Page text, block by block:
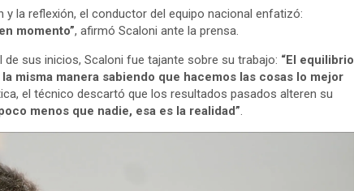
la reflexión, el conductor del equipo nacional enfatizó:
momento”, afirmó Scaloni ante la prensa.
sus inicios, Scaloni fue tajante sobre su trabajo: “El equilibrio
misma manera sabiendo que hacemos las cosas lo mejor
el técnico descartó que los resultados pasados alteren su
menos que nadie, esa es la realidad”.